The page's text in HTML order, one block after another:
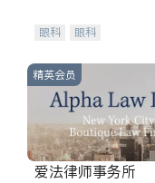
眼科 眼科
精英会员
爱法律师事务所